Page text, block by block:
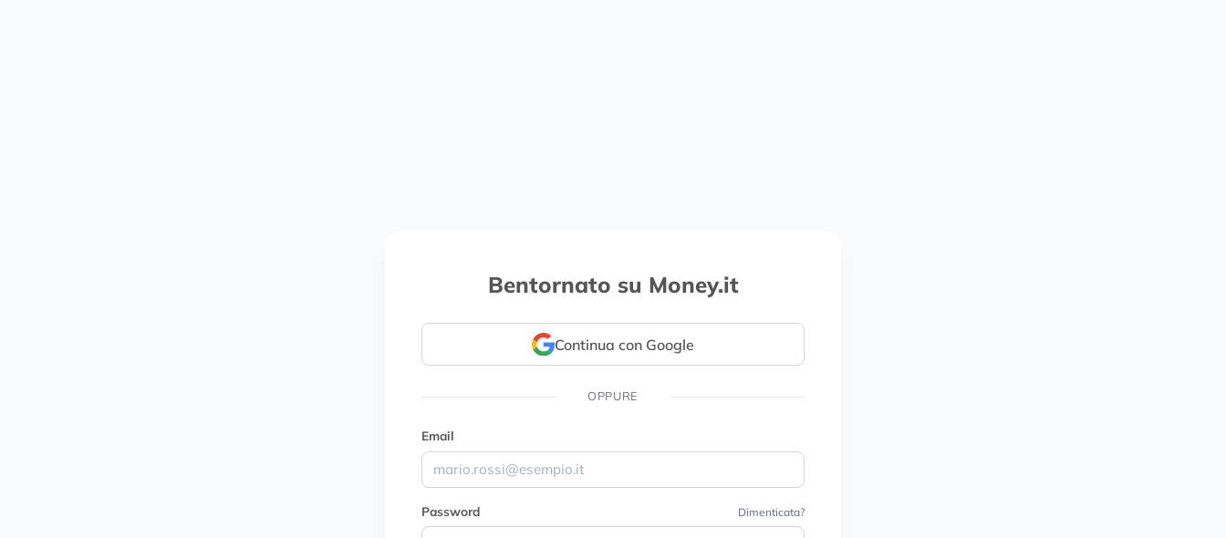
Bentornato su Money.it
Continua con Google
OPPURE
Email
Password Dimenticata?